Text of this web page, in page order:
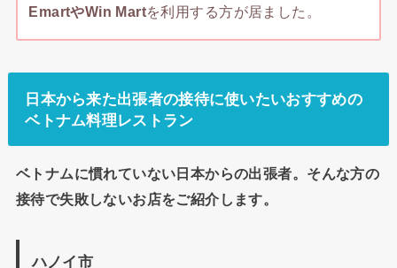
EmartやWin Martを利用する方が居ました。
日本から来た出張者の接待に使いたいおすすめの
ベトナム料理レストラン
ベトナムに慣れていない日本からの出張者。そんな方の
接待で失敗しないお店をご紹介します。
ハノイ市